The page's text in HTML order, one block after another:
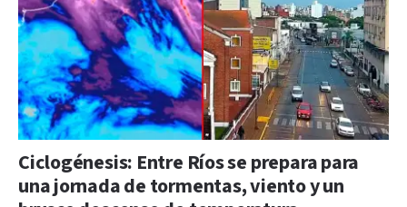
Ciclogénesis: Entre Ríos se prepara para
una jornada de tormentas, viento y un